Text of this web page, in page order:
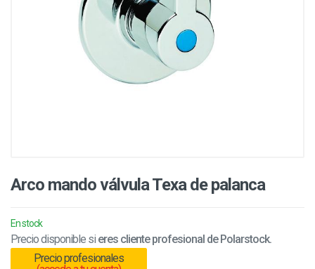
Arco mando válvula Texa de palanca
En stock
Precio disponible si eres cliente profesional de Polarstock.
Precio profesionales